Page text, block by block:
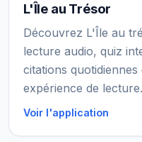
L'Île au Trésor
Découvrez L'Île au
lecture audio, quiz
citations
expérience de lecture.
Voir l'application